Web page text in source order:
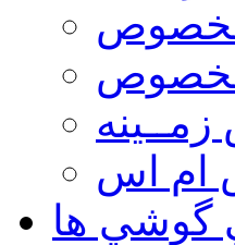
ام اس
گوشي ها